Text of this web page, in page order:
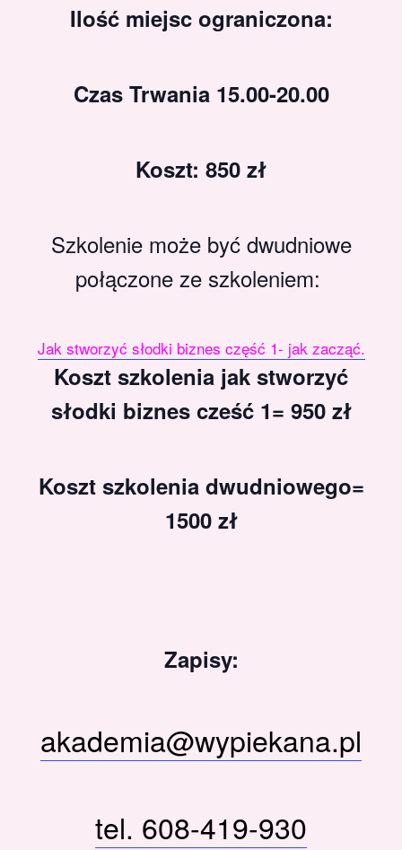
Ilość miejsc ograniczona:
Czas Trwania 15.00-20.00
Koszt: 850 zł
Szkolenie może być dwudniowe
połączone ze szkoleniem:
Jak stworzyć słodki biznes część 1- jak zacząć.
Koszt szkolenia jak stworzyć
słodki biznes cześć 1= 950 zł
Koszt szkolenia dwudniowego=
1500 zł
Zapisy:
akademia@wypiekana.pl
tel. 608-419-930